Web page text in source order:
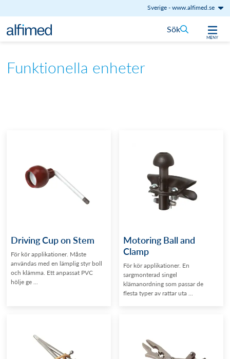
Sverige-www.alfimed.se
Hoppa till innehåll
MENY
Sök
Funktionella enheter
Driving Cup on Stem
För kör applikationer. Måste
användas med en lämplig styr boll
och klämma. Ett anpassat PVC
hölje ge ...
Motoring Ball and
Clamp
För kör applikationer. En
sargmonterad singel
klämanordning som passar de
flesta typer av rattar uta ...